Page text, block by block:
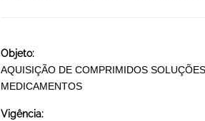
Objeto:
AQUISIÇÃO DE COMPRIMIDOS
MEDICAMENTOS
Vigência: